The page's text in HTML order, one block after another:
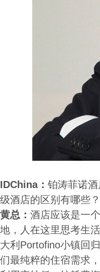
IDChina： 铂涛菲诺
级酒店的区别有哪些？
黄总： 酒店应该是一
地，人在这里思考生
大利Portofino小镇回
们最纯粹的住宿需求